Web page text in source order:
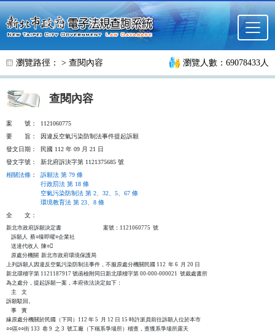
跳至主要內容
瀏覽路徑： > 查閱內容 瀏覽人數：69078433人
查閱內容
案 號：
1121060775
要
旨：
因違反空氣污染防制法事件提起訴願
發文日期：
民國 112 年 09 月 21 日
發文字號：
新北府訴決字第 1121375685 號
相關法條 ：
訴願法 第 79 條
行政罰法 第 18 條
空氣污染防制法 第 2、32、5、67 條
環境教育法 第 23、8 條
全
文：
新北市政府訴願決定書                                  案號：1121060775  號
    訴願人  蔡○臻即曜○企業社
    送達代收人  陳○
    原處分機關  新北市政府環境保護局
上列訴願人因違反空氣污染防制法事件，不服原處分機關民國 112  年 6  月 20 日
新北環稽字第 1121187917 號函檢附同日新北環稽字第 00-000-000021  號裁處書所
為之處分，提起訴願一案，本府依法決定如下：
    主    文
訴願駁回。
    事    實
緣原處分機關於民國（下同）112 年 5  月 12 日 15 時許派員前往訴願人位於本市
○○區○○街 133  巷 9  之 3  號工廠（下稱系爭場所）稽查，查獲系爭場所露天